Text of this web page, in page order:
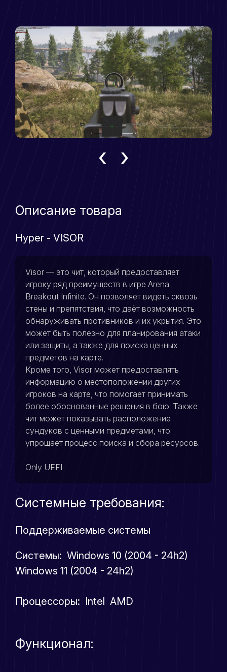
‹ ›
Описание товара
Hyper - VISOR
Visor — это чит, который предоставляет
игроку ряд преимуществ в игре Arena
Breakout Infinite. Он позволяет видеть сквозь
стены и препятствия, что даёт возможность
обнаруживать противников и их укрытия. Это
может быть полезно для планирования атаки
или защиты, а также для поиска ценных
предметов на карте.
Кроме того, Visor может предоставлять
информацию о местоположении других
игроков на карте, что помогает принимать
более обоснованные решения в бою. Также
чит может показывать расположение
сундуков с ценными предметами, что
упрощает процесс поиска и сбора ресурсов.
Only UEFI
Системные требования:
Поддерживаемые системы
Системы: Windows 10 (2004 - 24h2)
Windows 11 (2004 - 24h2)
Процессоры: Intel AMD
Функционал: